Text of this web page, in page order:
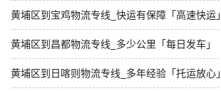
黄埔区到宝鸡物流专线_快运有保障「高速快运」
黄埔区到昌都物流专线_多少公里「每日发车」
黄埔区到日喀则物流专线_多年经验「托运放心」